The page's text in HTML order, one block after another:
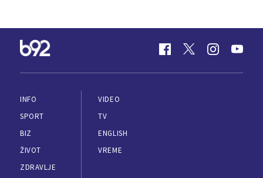
INFO
SPORT
BIZ
ŽIVOT
ZDRAVLJE
VIDEO
TV
ENGLISH
VREME